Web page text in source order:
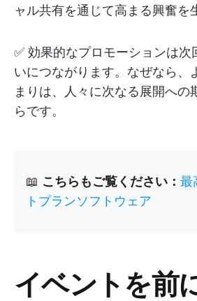
ャル共有を通じて高まる興奮を
✅ 効果的なプロモーションは次
いにつながります。なぜなら、
まりは、人々に次なる展開への
らです。
📖 こちらもご覧ください： 最
トプランソフトウェア
イベントを前